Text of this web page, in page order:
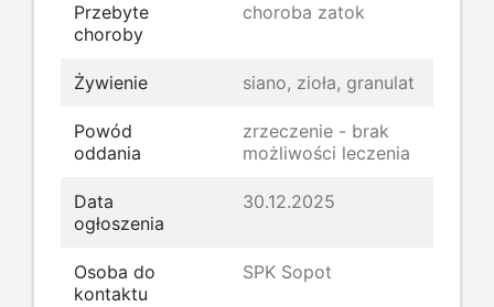
Przebyte
choroby
choroba zatok
Żywienie siano, zioła, granulat
Powód
oddania
zrzeczenie - brak
możliwości leczenia
Data
ogłoszenia
30.12.2025
Osoba do
kontaktu
SPK Sopot